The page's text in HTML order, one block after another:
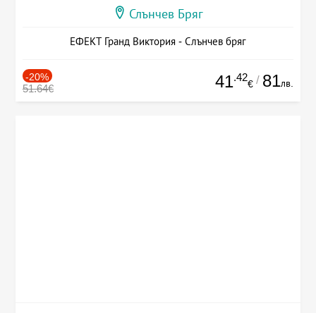
Слънчев Бряг
ЕФЕКТ Гранд Виктория - Слънчев бряг
-20%
51.64€ 41.42
€ / 81лв.